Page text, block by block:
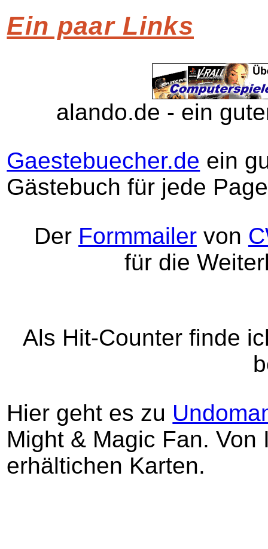
Ein paar Links
alando.de - ein
Gaestebuecher.de ein
Gästebuch für jede
Der Formmailervon
für die
Als Hit-Counter finde
Hier geht es zu
Might & Magic Fan.
erhältichen Karten.